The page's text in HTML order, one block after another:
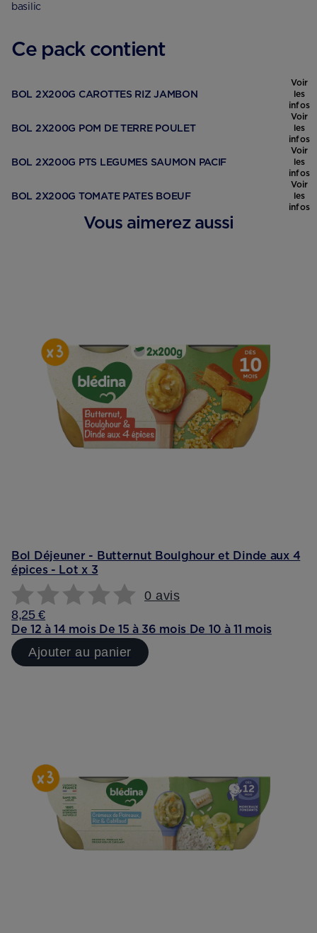
basilic
Ce pack contient
BOL 2X200G CAROTTES RIZ JAMBON
Voir
les
infos
BOL 2X200G POM DE TERRE POULET
Voir
les
infos
BOL 2X200G PTS LEGUMES SAUMON PACIF
Voir
les
infos
BOL 2X200G TOMATE PATES BOEUF
Voir
les
infos
Vous aimerez aussi
Bol Déjeuner - Butternut Boulghour et Dinde aux 4
épices - Lot x 3
0 avis
8,25 €
De 12 à 14 mois De 15 à 36 mois De 10 à 11 mois
Ajouter au panier